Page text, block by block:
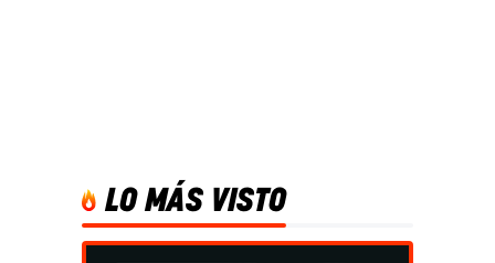
LO MÁS VISTO